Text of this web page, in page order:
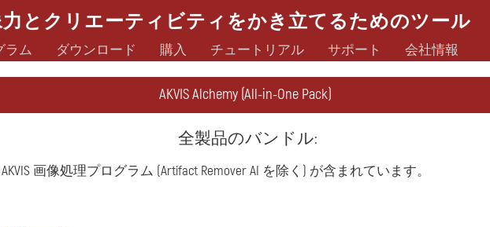
とクリエーティビティをかき立てるためのツール
ラム ダウンロード 購入 チュートリアル サポート 会社情報
AKVIS Alchemy (All-in-One Pack)
全製品のバンドル:
画像処理プログラム (Artifact Remover AI を除く) が含まれています。